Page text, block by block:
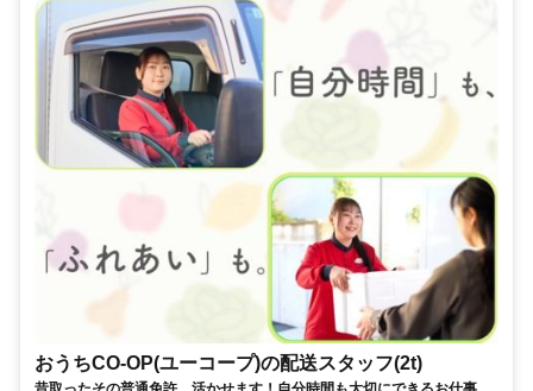
おうちCO-OP(ユーコープ)の配送スタッフ(2t)